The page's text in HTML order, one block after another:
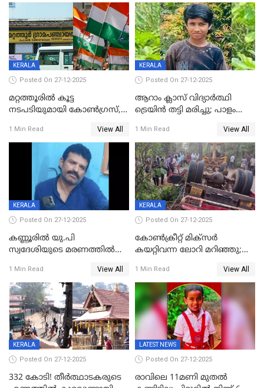
കസ്റ്റഡിയിൽ
KERALA
Posted On 27-12-2025
മറ്റത്തൂരിൽ കൂട്ട
നടപടിയുമായി കോണ്‍ഗ്രസ്,
എട്ട് പേര്‍ ഉള്‍പ്പെടെ
പത്തുപേരെ പുറത്താക്കി,
ചൊവ്വന്നൂരിലും നടപടി
1 Min Read View All
KERALA
Posted On 27-12-2025
ആറാം ക്ലാസ് വിദ്യാർത്ഥി
ട്രെയിൻ തട്ടി മരിച്ചു; പാളം
അപകടം മലപ്പുറത്ത്
1 Min Read View All
KERALA
Posted On 27-12-2025
കണ്ണൂരിൽ യു.പി
സ്വദേശിയുടെ മരണത്തിൽ
കേസ്; തർക്കമുണ്ടായത്
ഫേഷ്യലിന് 300 രൂപ
ആവശ്യപ്പെട്ടതിനെച്ചൊല്ലി
1 Min Read View All
KERALA
Posted On 27-12-2025
കോണ്‍ക്രീറ്റ് മിക്‌സര്‍
കയറ്റിവന്ന ലോറി മറിഞ്ഞു;
അപകടം കണ്ണൂരിൽ
1 Min Read View All
KERALA
Posted On 27-12-2025
332 കോടി! തീർത്ഥാടകരുടെ
LATEST NEWS
Posted On 27-12-2025
രാവിലെ 11മണി മുതൽ